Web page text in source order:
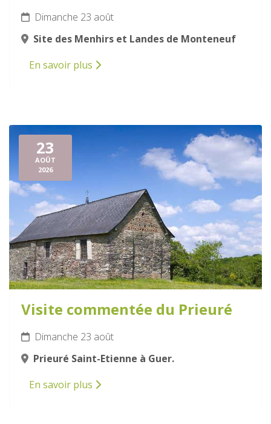
Dimanche 23 août
Site des Menhirs et Landes de Monteneuf
En savoir plus
23
AOÛT
2026
Visite commentée du Prieuré
Dimanche 23 août
Prieuré Saint-Etienne à Guer.
En savoir plus